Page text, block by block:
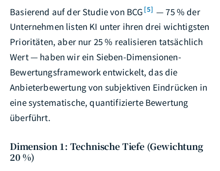
Basierend auf der Studie von BCG [5] — 75 % der
Unternehmen listen KI unter ihren drei wichtigsten
Prioritäten, aber nur 25 % realisieren tatsächlich
Wert — haben wir ein Sieben-Dimensionen-
Bewertungsframework entwickelt, das die
Anbieterbewertung von subjektiven Eindrücken in
eine systematische, quantifizierte Bewertung
überführt.
Dimension 1: Technische Tiefe (Gewichtung
20 %)